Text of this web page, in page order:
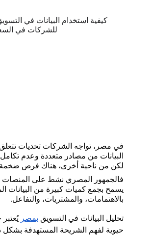
في مصر، تواجه الشركات تحديات
البيانات من مصادر متعددة وعدم تكامل
لكن من ناحية أخرى، هناك فرص
فالجمهور المصري نشط على المنصات
يسمح بجمع كميات كبيرة من البيانات
بالاهتمامات، والمشتريات، والتفاعل.
تحليل البيانات في التسويق بمصر
حيوية لفهم الشريحة المستهدفة بشكل